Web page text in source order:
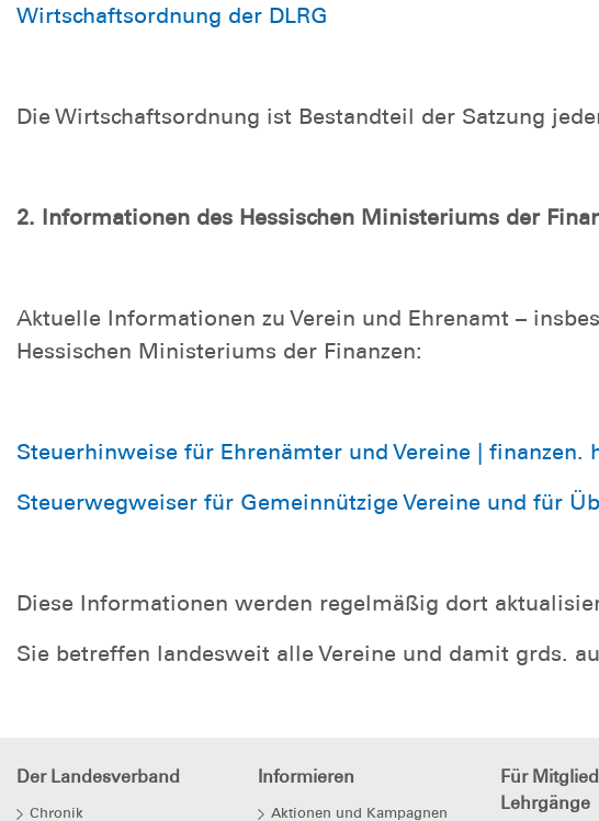
Wirtschaftsordnung der DLRG
Die Wirtschaftsordnung ist Bestandteil der Satzung
2. Informationen des Hessischen Ministeriums der
Aktuelle Informationen zu Verein und Ehrenamt –
Hessischen Ministeriums der Finanzen:
Steuerhinweise für Ehrenämter und Vereine | finanzen.
Steuerwegweiser für Gemeinnützige Vereine und für
Diese Informationen werden regelmäßig dort
Sie betreffen landesweit alle Vereine und damit grds.
Der Landesverband
Chronik
Informieren
Aktionen und Kampagnen
Für
Lehrgänge